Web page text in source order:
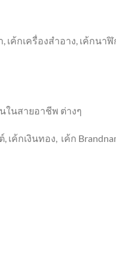
, เค้กเครื่องสำอาง, เค้กนาฬิ
ในสายอาชีพ ต่างๆ
, เค้กเงินทอง, เค้ก